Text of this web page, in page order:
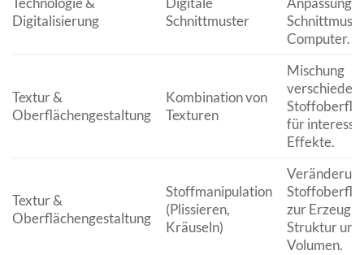
Digitalisierung
Schnittmuster
Computer.
Textur &
Oberflächengestaltung
Kombination von
Texturen
Mischung
für
Effekte.
Textur &
Oberflächengestaltung
Stoffmanipulation
(Plissieren,
Kräuseln)
zur
Struktur und
Volumen.